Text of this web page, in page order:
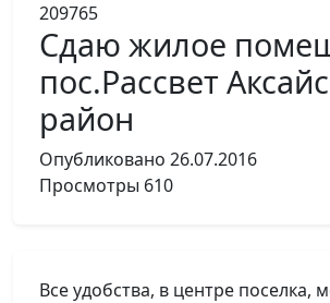
209765
Сдаю жилое
пос.Рассвет
район
Опубликовано 26.07.2016
Просмотры 610
Все удобства, в центре поселка,